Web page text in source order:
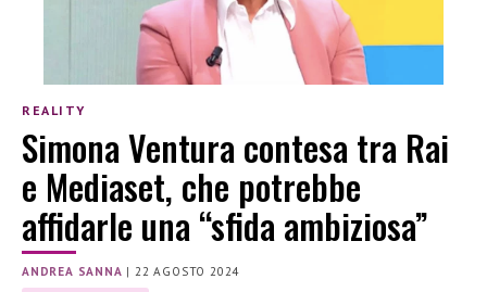
REALITY
Simona Ventura contesa tra Rai
e Mediaset, che potrebbe
affidarle una “sfida ambiziosa”
ANDREA SANNA |22 AGOSTO 2024